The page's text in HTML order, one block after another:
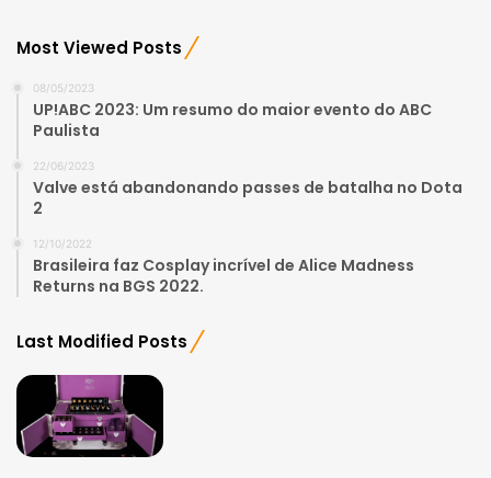
Most Viewed Posts
08/05/2023
UP!ABC 2023: Um resumo do maior evento do ABC
Paulista
22/06/2023
Valve está abandonando passes de batalha no Dota
2
12/10/2022
Brasileira faz Cosplay incrível de Alice Madness
Returns na BGS 2022.
Last Modified Posts